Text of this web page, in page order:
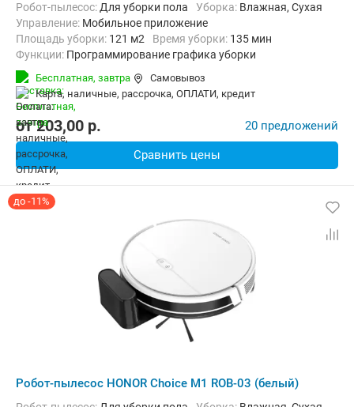
Робот-пылесос: Для уборки пола Уборка: Влажная, Сухая
Управление: Мобильное приложение
Площадь уборки: 121 м2 Время уборки: 135 мин
Функции: Программирование графика уборки
Бесплатная, завтра
Самовывоз
карта, наличные, рассрочка, ОПЛАТИ, кредит
от203,00 p. 20 предложений
Сравнить цены
до -11%
Робот-пылесос HONOR Choice M1 ROB-03 (белый)